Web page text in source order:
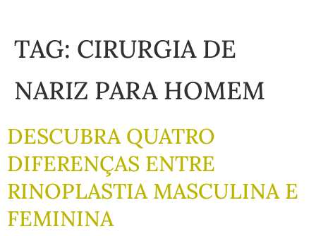
TAG: CIRURGIA DE
NARIZ PARA HOMEM
DESCUBRA QUATRO
DIFERENÇAS ENTRE
RINOPLASTIA MASCULINA E
FEMININA